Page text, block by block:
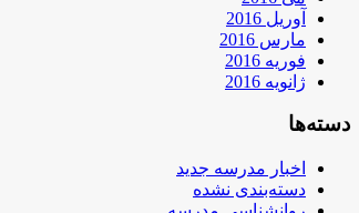
آوریل 2016
مارس 2016
فوریه 2016
ژانویه 2016
دسته‌ها
اخبار مدرسه جدید
دسته‌بندی نشده